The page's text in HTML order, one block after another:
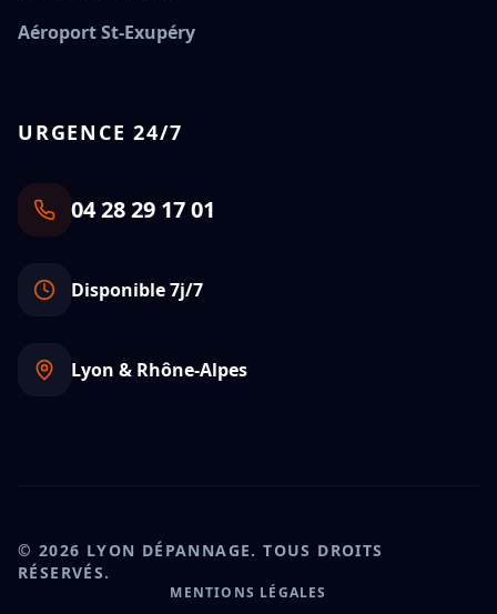
Aéroport St-Exupéry
URGENCE 24/7
04 28 29 17 01
Disponible 7j/7
Lyon & Rhône-Alpes
© 2026 LYON DÉPANNAGE. TOUS DROITS
RÉSERVÉS.
MENTIONS LÉGALES